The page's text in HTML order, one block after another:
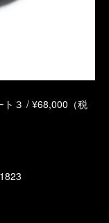
ト３ / ¥68,000（税